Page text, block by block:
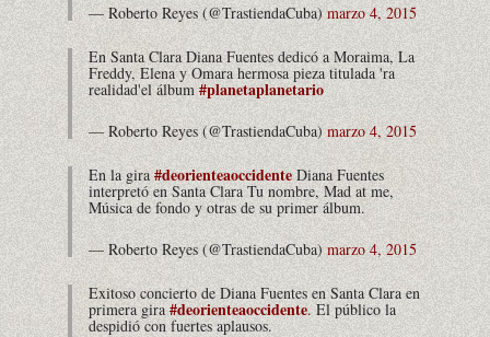
— Roberto Reyes (@TrastiendaCuba)marzo 4, 2015
En Santa Clara Diana Fuentes dedicó a Moraima, La
Freddy, Elena y Omara hermosa pieza titulada 'ra
realidad'el álbum#planetaplanetario
— Roberto Reyes (@TrastiendaCuba)marzo 4, 2015
En la gira#deorienteaoccidenteDiana Fuentes
interpretó en Santa Clara Tu nombre, Mad at me,
Música de fondo y otras de su primer álbum.
— Roberto Reyes (@TrastiendaCuba)marzo 4, 2015
Exitoso concierto de Diana Fuentes en Santa Clara en
primera gira#deorienteaoccidente. El público la
despidió con fuertes aplausos.